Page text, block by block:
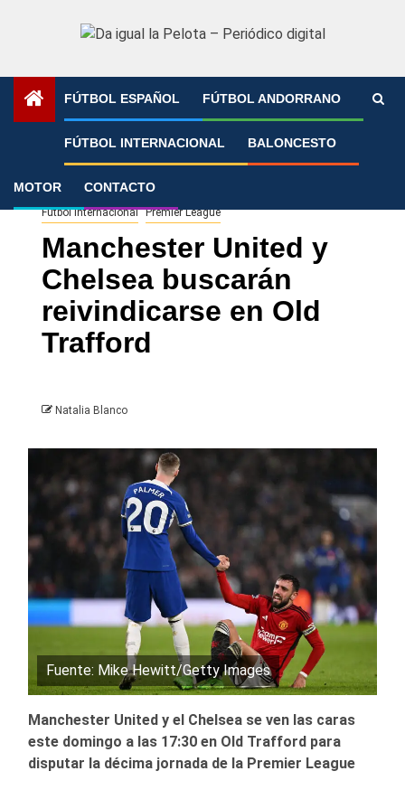
FÚTBOL ESPAÑOL FÚTBOL ANDORRANO
FÚTBOL INTERNACIONAL BALONCESTO
MOTOR CONTACTO
»
Fútbol Internacional Premier League
Manchester United y
Chelsea buscarán
reivindicarse en Old
Trafford
Natalia Blanco
Fuente: Mike Hewitt/Getty Images
Manchester United y el Chelsea se ven las caras
este domingo a las 17:30 en Old Trafford para
disputar la décima jornada de la Premier League